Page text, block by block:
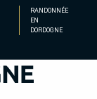
RANDONNÉE
EN
DORDOGNE